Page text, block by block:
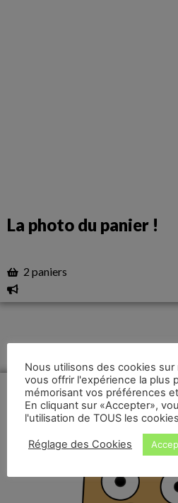
La photo du panier !
2 paniers
Nous utilisons des cookies
vous offrir l'expérience la plus
mémorisant vos préférences
En cliquant sur «Accepter»,
l'utilisation de TOUS les
Réglage des Cookies